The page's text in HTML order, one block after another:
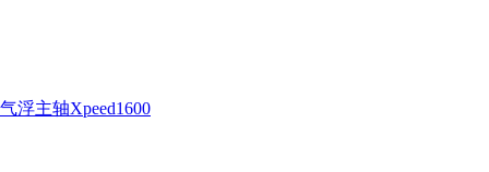
气浮主轴Xpeed1600